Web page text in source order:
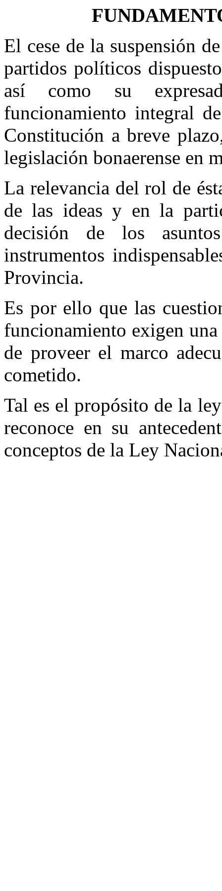
El cese de la suspensión
partidos políticos
así como su
funcionamiento integral
Constitución a breve
legislación bonaerense en
La relevancia del rol de
de las ideas y en la
decisión de los
instrumentos
Provincia.
Es por ello que las
funcionamiento exigen
de proveer el marco
cometido.
Tal es el propósito de la
reconoce en su
conceptos de la Ley